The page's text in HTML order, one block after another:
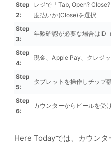
Step
2:
レジで「Tab, Open?
度払いか(Close)を選択
Step
3:
年齢確認が必要な場合はID
Step
4:
現金、Apple Pay、クレジ
Step
5:
タブレットを操作しチップ
Step
6:
カウンターからビールを受
Here Todayでは、カウン